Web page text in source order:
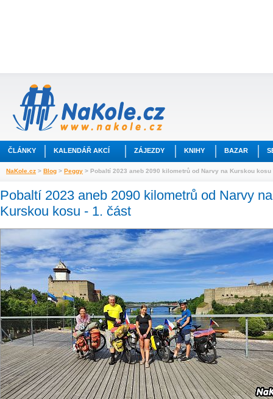
ČLÁNKY KALENDÁŘ AKCÍ ZÁJEZDY KNIHY BAZAR
NaKole.cz > Blog > Peggy > Pobaltí 2023 aneb 2090 kilometrů od Narvy na Kurskou kosu
Pobaltí 2023 aneb 2090 kilometrů od Narvy na
Kurskou kosu - 1. část